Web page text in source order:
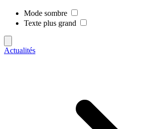
Mode sombre
Texte plus grand
Actualités